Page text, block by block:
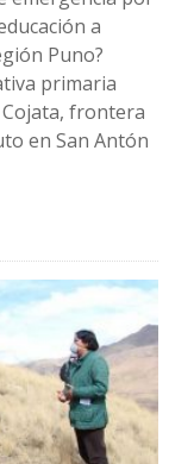
a
Puno?
primaria
frontera
en San Antón